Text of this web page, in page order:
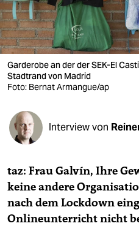
verlag
verlag
veranstaltungen
shop
fragen & hilfe
unterstützen
genossenschaft
epaper login
Garderobe an der der SEK-El
Stadtrand von Madrid
Foto: Bernat Armangue/ap
Interview von
taz: Frau Galvín, Ihre
keine andere
nach dem Lockdown
Onlineunterricht nicht